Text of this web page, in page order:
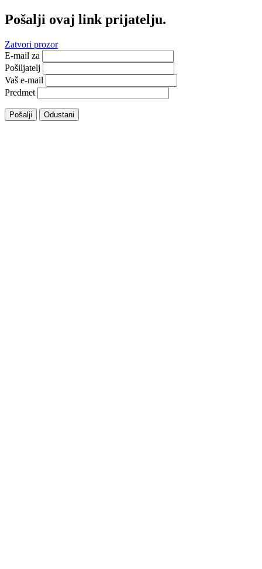
Pošalji ovaj link prijatelju.
Zatvori prozor
E-mail za
Pošiljatelj
Vaš e-mail
Predmet
Pošalji Odustani